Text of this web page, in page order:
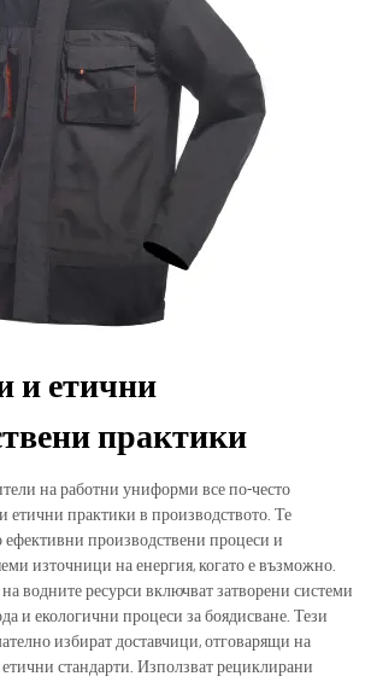
и етични
практики
на работни униформи все по-често
етични практики в производството. Те
ефективни производствени процеси и
източници на енергия, когато е възможно.
водните ресурси включват затворени системи
и екологични процеси за боядисване. Тези
избират доставчици, отговарящи на
стандарти. Използват рециклирани